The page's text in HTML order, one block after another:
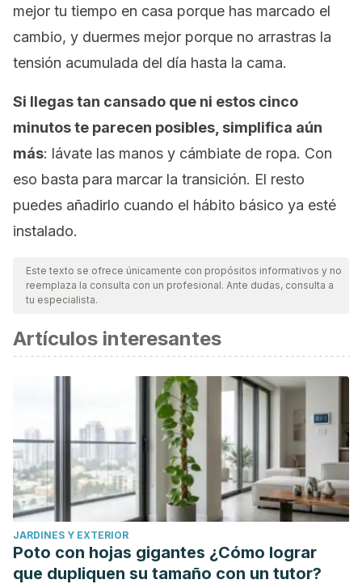
mejor tu tiempo en casa porque has marcado el
cambio, y duermes mejor porque no arrastras la
tensión acumulada del día hasta la cama.
Si llegas tan cansado que ni estos cinco
minutos te parecen posibles, simplifica aún
más: lávate las manos y cámbiate de ropa. Con
eso basta para marcar la transición. El resto
puedes añadirlo cuando el hábito básico ya esté
instalado.
Este texto se ofrece únicamente con propósitos informativos y no
reemplaza la consulta con un profesional. Ante dudas, consulta a
tu especialista.
Artículos interesantes
JARDINES Y EXTERIOR
Poto con hojas gigantes ¿Cómo lograr
que dupliquen su tamaño con un tutor?